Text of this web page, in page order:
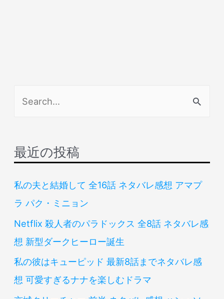
象
:
最近の投稿
私の夫と結婚して 全16話 ネタバレ感想 アマプ
ラ パク・ミニョン
Netflix 殺人者のパラドックス 全8話 ネタバレ感
想 新型ダークヒーロー誕生
私の彼はキューピッド 最新8話までネタバレ感
想 可愛すぎるナナを楽しむドラマ